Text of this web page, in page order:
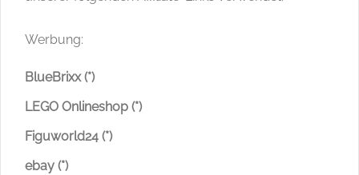
Werbung:
BlueBrixx (*)
LEGO Onlineshop (*)
Figuworld24 (*)
ebay (*)